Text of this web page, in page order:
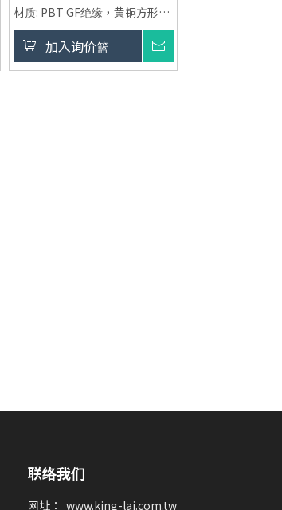
材质: PBT GF绝缘，黄铜方形
针，镀金/镀锡
电流评级: 1A
应用范围: 提供通用且可靠的电
加入询价篮
联络我们
网址：www.king-lai.com.tw